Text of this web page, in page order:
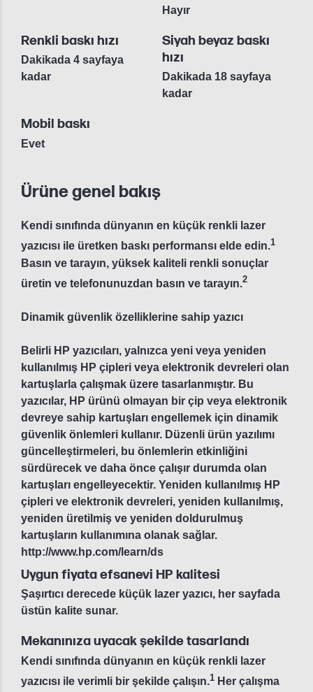
Renkli baskı hızı
Dakikada 4 sayfaya
kadar
Siyah beyaz baskı
hızı
Dakikada 18 sayfaya
kadar
Mobil baskı
Evet
Hayır
Ürüne genel bakış
Kendi sınıfında dünyanın en küçük renkli lazer
yazıcısı ile üretken baskı performansı elde edin.1
Basın ve tarayın, yüksek kaliteli renkli sonuçlar
üretin ve telefonunuzdan basın ve tarayın.2
Dinamik güvenlik özelliklerine sahip yazıcı
Belirli HP yazıcıları, yalnızca yeni veya yeniden
kullanılmış HP çipleri veya elektronik devreleri olan
kartuşlarla çalışmak üzere tasarlanmıştır. Bu
yazıcılar, HP ürünü olmayan bir çip veya elektronik
devreye sahip kartuşları engellemek için dinamik
güvenlik önlemleri kullanır. Düzenli ürün yazılımı
güncelleştirmeleri, bu önlemlerin etkinliğini
sürdürecek ve daha önce çalışır durumda olan
kartuşları engelleyecektir. Yeniden kullanılmış HP
çipleri ve elektronik devreleri, yeniden kullanılmış,
yeniden üretilmiş ve yeniden doldurulmuş
kartuşların kullanımına olanak sağlar.
http://www.hp.com/learn/ds
Uygun fiyata efsanevi HP kalitesi
Şaşırtıcı derecede küçük lazer yazıcı, her sayfada
üstün kalite sunar.
Mekanınıza uyacak şekilde tasarlandı
Kendi sınıfında dünyanın en küçük renkli lazer
yazıcısı ile verimli bir şekilde çalışın.1 Her çalışma